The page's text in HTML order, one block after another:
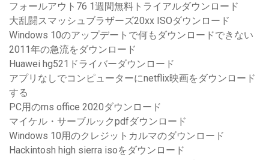
フォールアウト76 1週間無料トライアルダウンロード
大乱闘スマッシュブラザーズ20xx ISOダウンロード
Windows 10のアップデートで何もダウンロードできない
2011年の急流をダウンロード
Huawei hg521ドライバーダウンロード
アプリなしでコンピューターにnetflix映画をダウンロード
する
PC用のms office 2020ダウンロード
マイケル・サーブルックpdfダウンロード
Windows 10用のクレジットカルマのダウンロード
Hackintosh high sierra isoをダウンロード